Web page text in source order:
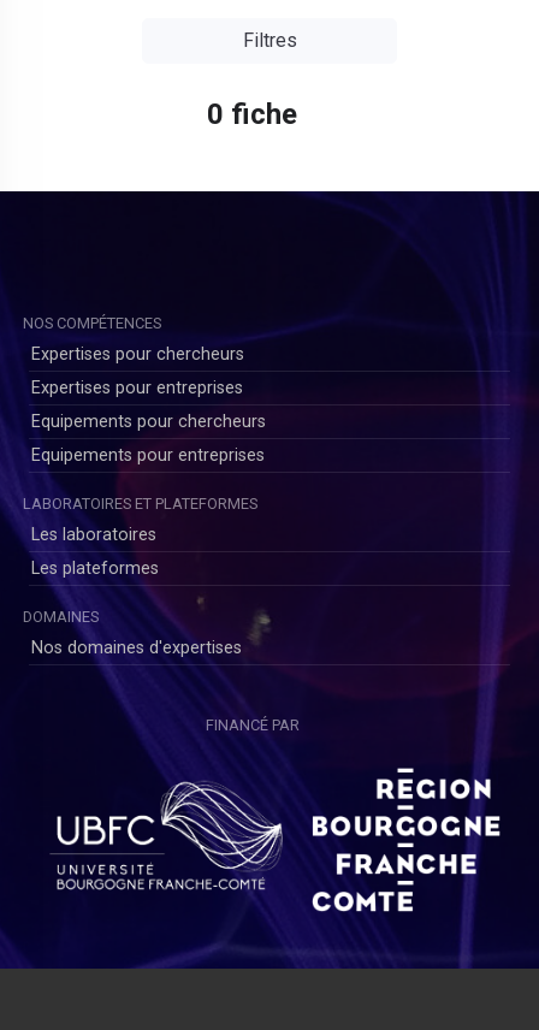
Filtres
0 fiche
NOS COMPÉTENCES
Expertises pour chercheurs
Expertises pour entreprises
Equipements pour chercheurs
Equipements pour entreprises
LABORATOIRES ET PLATEFORMES
Les laboratoires
Les plateformes
DOMAINES
Nos domaines d'expertises
FINANCÉ PAR